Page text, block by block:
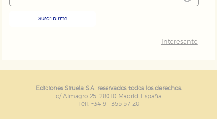
Suscribirme
Interesante
Ediciones Siruela S.A. reservados todos los derechos.
c/ Almagro 25. 28010 Madrid. España
Telf. +34 91 355 57 20